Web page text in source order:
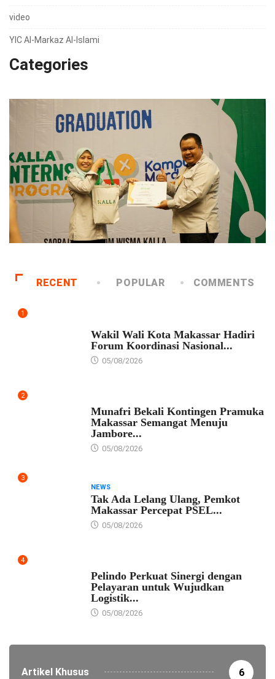
video
YIC Al-Markaz Al-Islami
Categories
RECENT POPULAR COMMENTS
1
Wakil Wali Kota Makassar Hadiri
Forum Koordinasi Nasional...
05/08/2026
2
Munafri Bekali Kontingen Pramuka
Makassar Semangat Menuju
Jambore...
05/08/2026
3
NEWS
Tak Ada Lelang Ulang, Pemkot
Makassar Percepat PSEL...
05/08/2026
4
Pelindo Perkuat Sinergi dengan
Pelayaran untuk Wujudkan
Logistik...
05/08/2026
Artikel Khusus 6